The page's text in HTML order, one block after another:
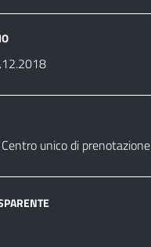
Centro unico di prenotazione